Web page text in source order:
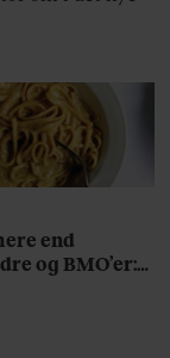
end
og BMO’er: